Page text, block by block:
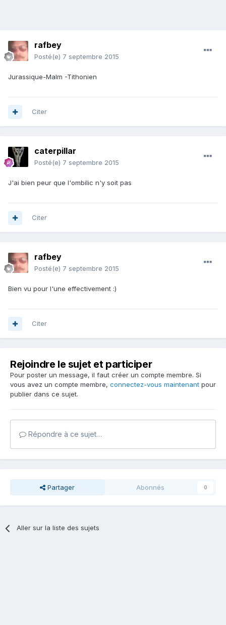
rafbey
Posté(e) 7 septembre 2015
Jurassique-Malm -Tithonien
Citer
caterpillar
Posté(e) 7 septembre 2015
J'ai bien peur que l'ombilic n'y soit pas
Citer
rafbey
Posté(e) 7 septembre 2015
Bien vu pour l'une effectivement :)
Citer
Rejoindre le sujet et participer
Pour poster un message, il faut créer un compte membre. Si
vous avez un compte membre, connectez-vous maintenant pour
publier dans ce sujet.
Répondre à ce sujet…
Partager Abonnés 0
Aller sur la liste des sujets